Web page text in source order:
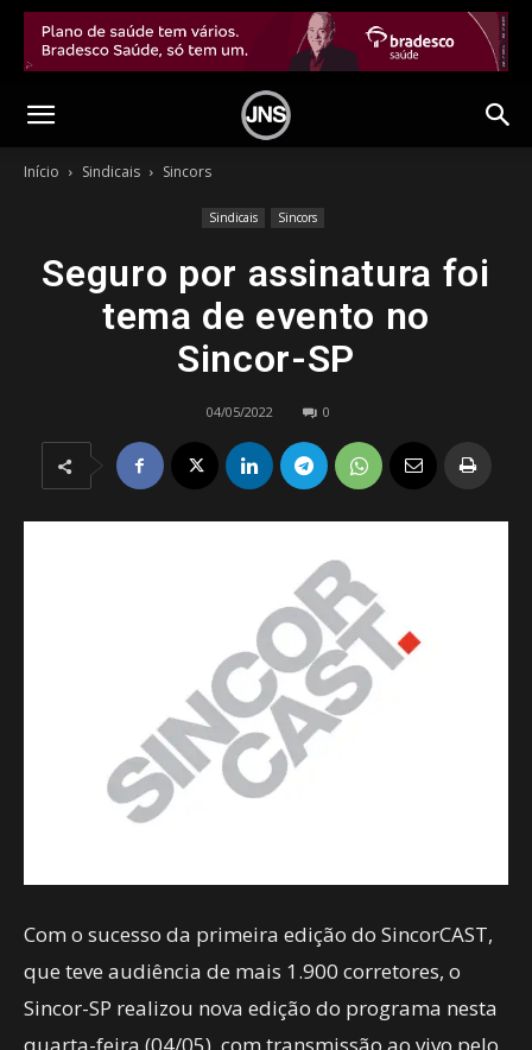
Início Sindicais Sincors
Sindicais Sincors
Seguro por assinatura foi
tema de evento no
Sincor-SP
04/05/2022 0
Com o sucesso da primeira edição do SincorCAST,
que teve audiência de mais 1.900 corretores, o
Sincor-SP realizou nova edição do programa nesta